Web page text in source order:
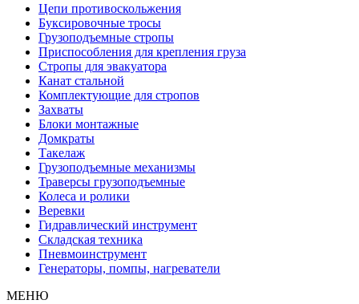
Цепи противоскольжения
Буксировочные тросы
Грузоподъемные стропы
Приспособления для крепления груза
Стропы для эвакуатора
Канат стальной
Комплектующие для стропов
Захваты
Блоки монтажные
Домкраты
Такелаж
Грузоподъемные механизмы
Траверсы грузоподъемные
Колеса и ролики
Веревки
Гидравлический инструмент
Складская техника
Пневмоинструмент
Генераторы, помпы, нагреватели
МЕНЮ